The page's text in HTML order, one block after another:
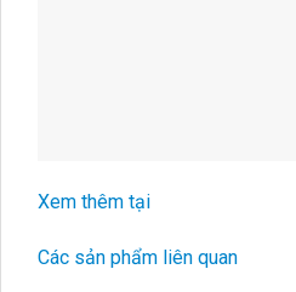
Xem thêm tại
Các sản phẩm liên quan